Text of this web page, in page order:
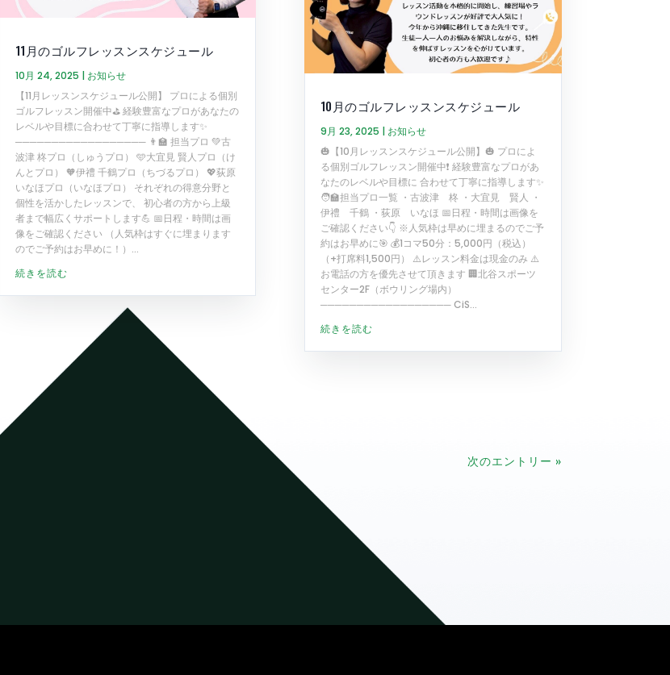
11月のゴルフレッスンスケジュール
10月 24, 2025 | お知らせ
【11月レッスンスケジュール公開】 プロによる個別
ゴルフレッスン開催中⛳️ 経験豊富なプロがあなたの
レベルや目標に合わせて丁寧に指導します✨
────────────────── 👨‍🏫 担当プロ 💚古
波津 柊プロ（しゅうプロ） 🩵大宜見 賢人プロ（け
んとプロ） 🧡伊禮 千鶴プロ（ちづるプロ） 💖荻原
いなほプロ（いなほプロ） それぞれの得意分野と
個性を活かしたレッスンで、 初心者の方から上級
者まで幅広くサポートします💪 📅日程・時間は画
像をご確認ください （人気枠はすぐに埋まります
のでご予約はお早めに！）...
続きを読む
10月のゴルフレッスンスケジュール
9月 23, 2025 | お知らせ
🎃【10月レッスンスケジュール公開】🎃 プロによ
る個別ゴルフレッスン開催中❗ 経験豊富なプロがあ
なたのレベルや目標に 合わせて丁寧に指導します✨
🧑‍🏫担当プロ一覧 ・古波津 柊 ・大宜見 賢人 ・
伊禮 千鶴 ・荻原 いなほ 📅日程・時間は画像を
ご確認ください👇 ※人気枠は早めに埋まるのでご予
約はお早めに🎯 💰1コマ50分：5,000円（税込）
（+打席料1,500円） ⚠️レッスン料金は現金のみ ⚠️
お電話の方を優先させて頂きます 🏢北谷スポーツ
センター2F（ボウリング場内）
────────────────── CiS...
続きを読む
次のエントリー »